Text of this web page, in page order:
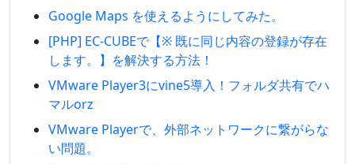
Google Maps を使えるようにしてみた。
[PHP] EC-CUBEで【※ 既に同じ内容の登録が存在
します。】を解決する方法！
VMware Player3にvine5導入！フォルダ共有でハ
マルorz
VMware Playerで、外部ネットワークに繋がらな
い問題。